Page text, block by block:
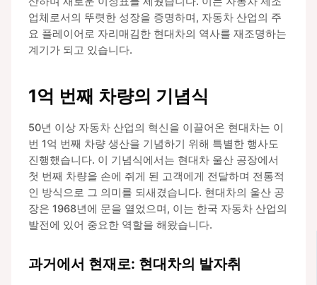
업체로서의 뚜렷한 성장을 증명하며, 자동차 산업의 주
요 플레이어로 자리매김한 현대차의 역사를 재조명하는
계기가 되고 있습니다.
1억 번째 차량의 기념식
50년 이상 자동차 산업의 혁신을 이끌어온 현대차는 이
번 1억 번째 차량 생산을 기념하기 위해 특별한 행사도
진행했습니다. 이 기념식에서는 현대차 울산 공장에서
첫 번째 차량을 손에 쥐게 된 고객에게 전달하며 전통적
인 방식으로 그 의미를 되새겼습니다. 현대차의 울산 공
장은 1968년에 문을 열었으며, 이는 한국 자동차 산업의
발전에 있어 중요한 역할을 해왔습니다.
과거에서 현재로: 현대차의 발자취